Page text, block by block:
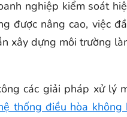
nghiệp kiểm soát
được nâng cao, việc
dựng môi trường
các giải pháp xử lý
thống điều hòa không